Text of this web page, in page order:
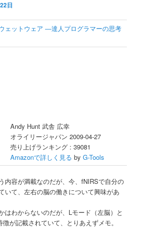
日
ェットウェア ―達人プログラマーの思考
Andy Hunt 武舎 広幸
オライリージャパン 2009-04-27
売り上げランキング : 39081
Amazonで詳しく見る byG-Tools
内容が満載なのだが、今、fNIRSで自分の
いて、左右の脳の働きについて興味があ
はわからないのだが、Lモード（左脳）と
が記載されていて、とりあえずメモ。